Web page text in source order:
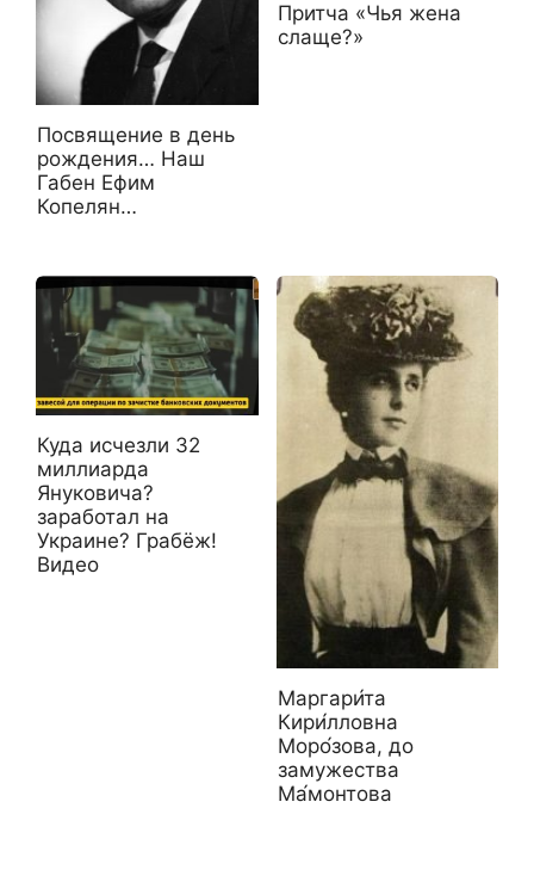
Посвящение в день
рождения… Наш
Габен Ефим
Копелян…
Притча «Чья жена
слаще?»
Куда исчезли 32
миллиарда
Януковича?
заработал на
Украине? Грабёж!
Видео
Маргари́та
Кири́лловна
Моро́зова, до
замужества
Ма́монтова